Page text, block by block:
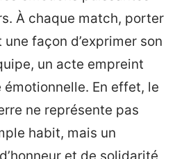
À chaque match, porter
façon d’exprimer son
un acte empreint
émotionnelle. En effet, le
ne représente pas
habit, mais un